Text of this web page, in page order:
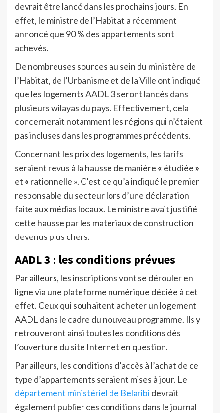
devrait être lancé dans les prochains jours. En
effet, le ministre de l’Habitat a récemment
annoncé que 90 % des appartements sont
achevés.
De nombreuses sources au sein du ministère de
l’Habitat, de l’Urbanisme et de la Ville ont indiqué
que les logements AADL 3 seront lancés dans
plusieurs wilayas du pays. Effectivement, cela
concernerait notamment les régions qui n’étaient
pas incluses dans les programmes précédents.
Concernant les prix des logements, les tarifs
seraient revus à la hausse de manière « étudiée »
et « rationnelle ». C’est ce qu’a indiqué le premier
responsable du secteur lors d’une déclaration
faite aux médias locaux. Le ministre avait justifié
cette hausse par les matériaux de construction
devenus plus chers.
AADL 3 : les conditions prévues
Par ailleurs, les inscriptions vont se dérouler en
ligne via une plateforme numérique dédiée à cet
effet. Ceux qui souhaitent acheter un logement
AADL dans le cadre du nouveau programme. Ils y
retrouveront ainsi toutes les conditions dès
l’ouverture du site Internet en question.
Par ailleurs, les conditions d’accès à l’achat de ce
type d’appartements seraient mises à jour. Le
département ministériel de Belaribi devrait
également publier ces conditions dans le journal